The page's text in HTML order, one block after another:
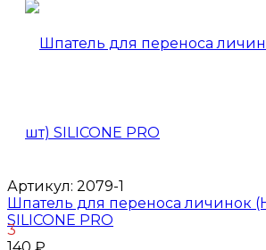
Артикул: 2079-1
Шпатель для переноса личинок
SILICONE PRO
3
140 ₽